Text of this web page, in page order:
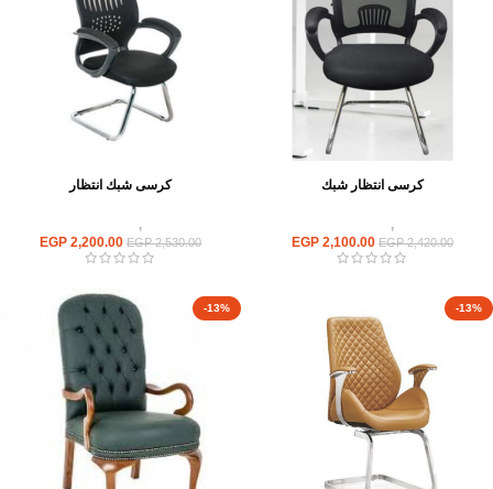
كرسى انتظار شبك
,
EGP2,420.00
EGP 2,100.00
كرسى شبك انتظار
,
EGP2,530.00
EGP 2,200.00
-13%
-13%